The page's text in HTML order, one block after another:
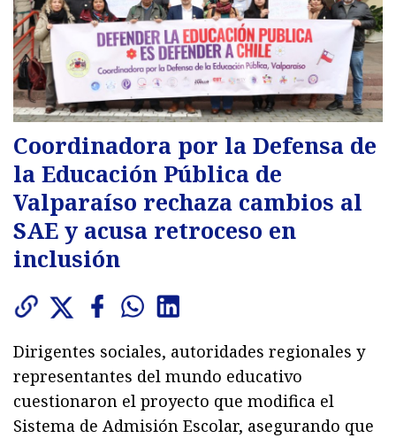
Coordinadora por la Defensa de
la Educación Pública de
Valparaíso rechaza cambios al
SAE y acusa retroceso en
inclusión
Dirigentes sociales, autoridades regionales y
representantes del mundo educativo
cuestionaron el proyecto que modifica el
Sistema de Admisión Escolar, asegurando que